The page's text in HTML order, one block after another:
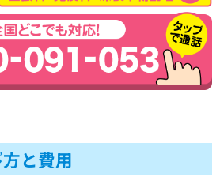
と費用